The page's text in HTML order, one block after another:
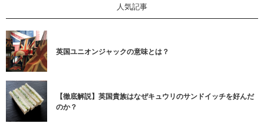
人気記事
英国ユニオンジャックの意味とは？
【徹底解説】英国貴族はなぜキュウリのサンドイッチを好んだ
のか？